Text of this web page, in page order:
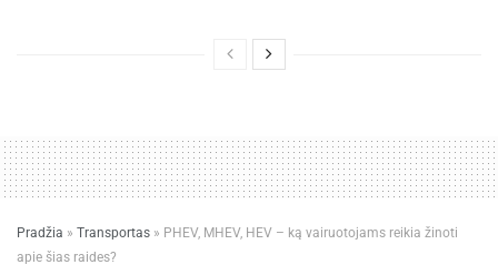
Pradžia » Transportas » PHEV, MHEV, HEV – ką vairuotojams reikia žinoti
apie šias raides?